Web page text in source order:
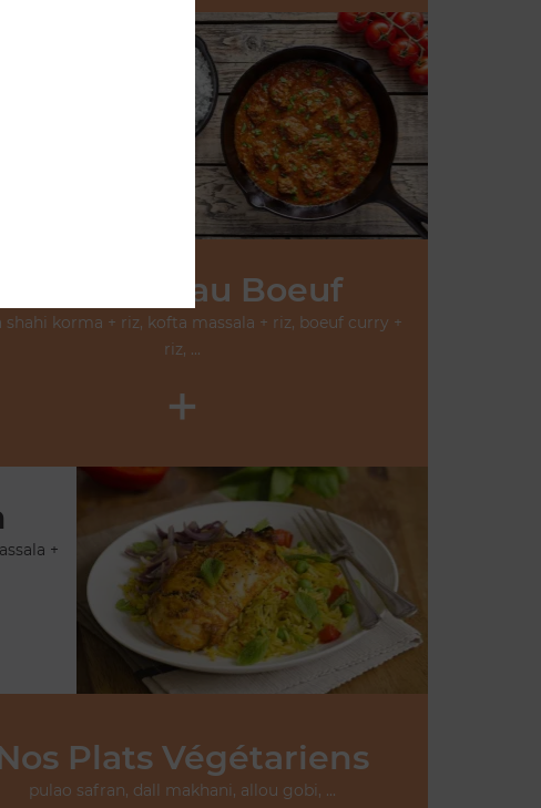
Nos Plats au Boeuf
shahi korma + riz, kofta massala + riz, boeuf curry +
riz, ...
+
+
Plats Végétariens
pulao safran, dall makhani, allou gobi, ...